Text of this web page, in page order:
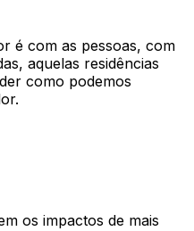
é com as pessoas, com
aquelas residências
como podemos
os impactos de mais